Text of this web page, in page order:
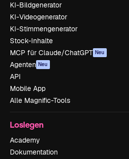
KI-Bildgenerator
KI-Videogenerator
KI-Stimmengenerator
Stock-Inhalte
MCP für Claude/ChatGPT Neu
Agenten Neu
API
Mobile App
Alle Magnific-Tools
Loslegen
Academy
Dokumentation